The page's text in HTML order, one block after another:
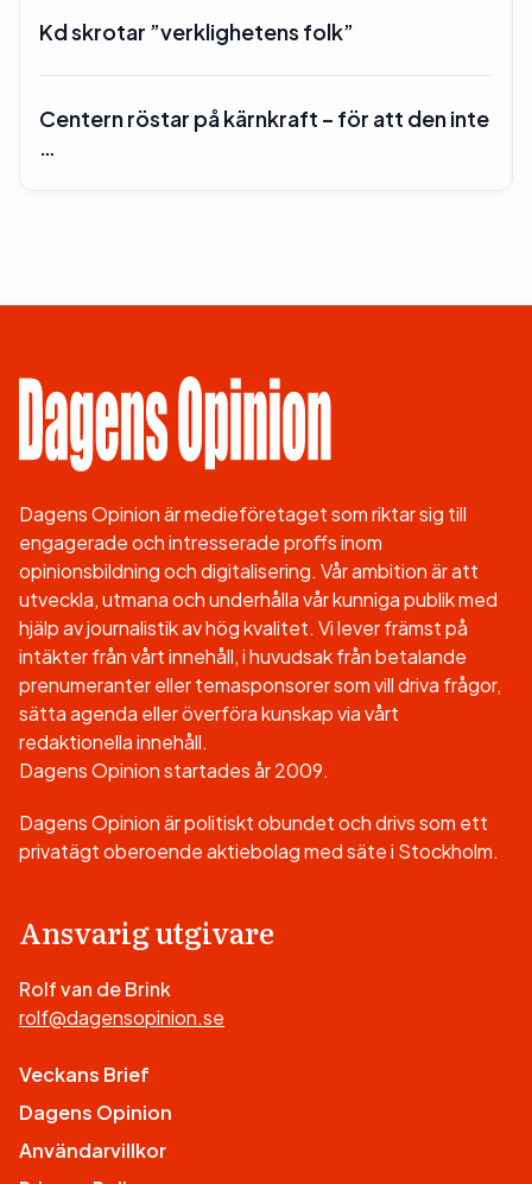
Kd skrotar ”verklighetens folk”
Centern röstar på kärnkraft – för att den inte
…
Dagens Opinion är medieföretaget som riktar sig till
engagerade och intresserade proffs inom
opinionsbildning och digitalisering. Vår ambition är att
utveckla, utmana och underhålla vår kunniga publik med
hjälp av journalistik av hög kvalitet. Vi lever främst på
intäkter från vårt innehåll, i huvudsak från betalande
prenumeranter eller temasponsorer som vill driva frågor,
sätta agenda eller överföra kunskap via vårt
redaktionella innehåll.
Dagens Opinion startades år 2009.
Dagens Opinion är politiskt obundet och drivs som ett
privatägt oberoende aktiebolag med säte i Stockholm.
Ansvarig utgivare
Rolf van de Brink
rolf@dagensopinion.se
Veckans Brief
Dagens Opinion
Användarvillkor